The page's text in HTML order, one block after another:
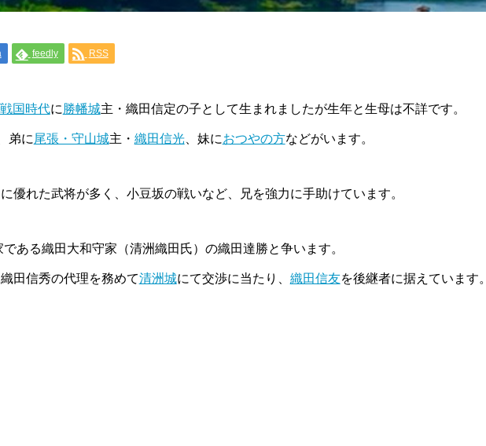
feedly RSS
戦国時代に勝幡城主・織田信定の子として生まれましたが生年と生母は不詳です。
弟に 尾張・守山城主・ 織田信光、妹におつやの方などがいます。
優れた武将が多く、小豆坂の戦いなど、兄を強力に手助けています。
ある織田大和守家（清洲織田氏）の織田達勝と争います。
田信秀の代理を務めて清洲城にて交渉に当たり、 織田信友を後継者に据えています。